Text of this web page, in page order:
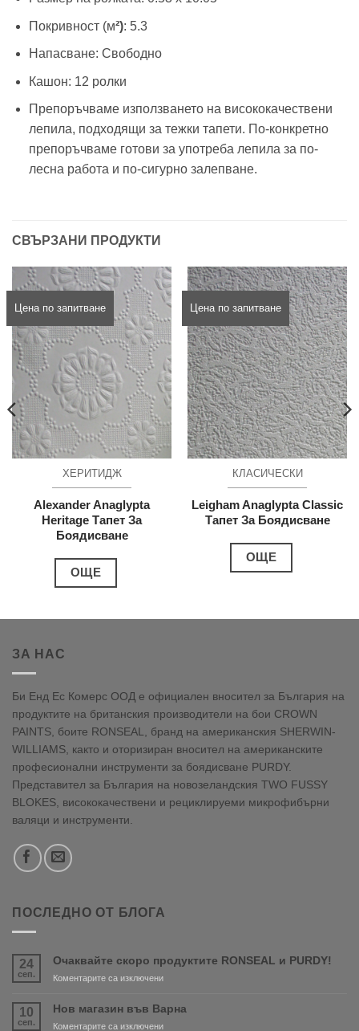
Покривност (м²): 5.3
Напасване: Свободно
Кашон: 12 ролки
Препоръчваме използването на висококачествени
лепила, подходящи за тежки тапети. По-конкретно
препоръчваме готови за употреба лепила за по-
лесна работа и по-сигурно залепване.
СВЪРЗАНИ ПРОДУКТИ
Цена по запитване
ХЕРИТИДЖ
Alexander Anaglypta
Heritage Тапет За
Боядисване
ОЩЕ
Цена по запитване
КЛАСИЧЕСКИ
Leigham Anaglypta Classic
Тапет За Боядисване
ОЩЕ
ЗА НАС
Би Енд Ес Комерс ООД е официален вносител за България на
продуктите на британския производители на бои CROWN
PAINTS, боите RONSEAL, бранд на американския SHERWIN-
WILLIAMS, както и оторизиран вносител на американските
професионални инструменти за боядисване PURDY.
Представител за България на новозеландския TWO FUSSY
BLOKES, висококачествени и рециклируеми микрофибърни
валяци и инструменти.
ПОСЛЕДНО ОТ БЛОГА
24
сеп.
Очаквайте скоро продуктите RONSEAL и PURDY!
Коментарите са изключениза
10
сеп.
Нов магазин във Варна
Коментарите са изключениза